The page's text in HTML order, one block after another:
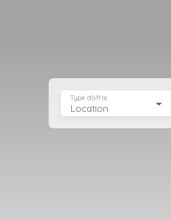
Location
Type d'offre